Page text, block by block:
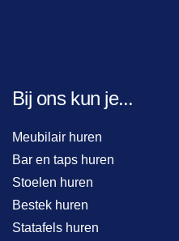
Bij ons kun je...
Meubilair huren
Bar en taps huren
Stoelen huren
Bestek huren
Statafels huren